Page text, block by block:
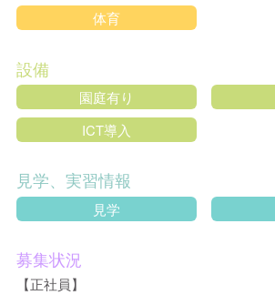
体育
設備
園庭有り
ICT導入
見学、実習情報
見学
募集状況
【正社員】